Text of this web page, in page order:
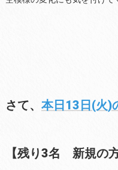
さて、 本日13日(火)
【残り3名 新規の方